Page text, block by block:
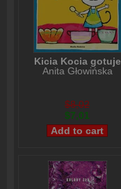
Kicia Kocia gotuje
Anita Głowińska
$8,02
$7,01